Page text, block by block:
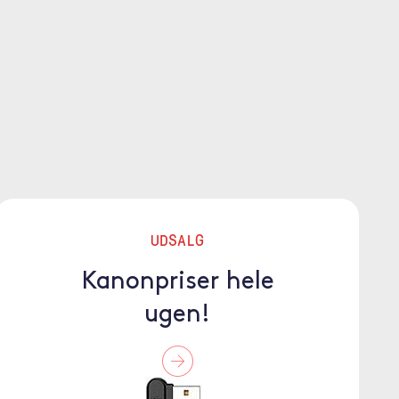
UDSALG
Kanonpriser hele
ugen!